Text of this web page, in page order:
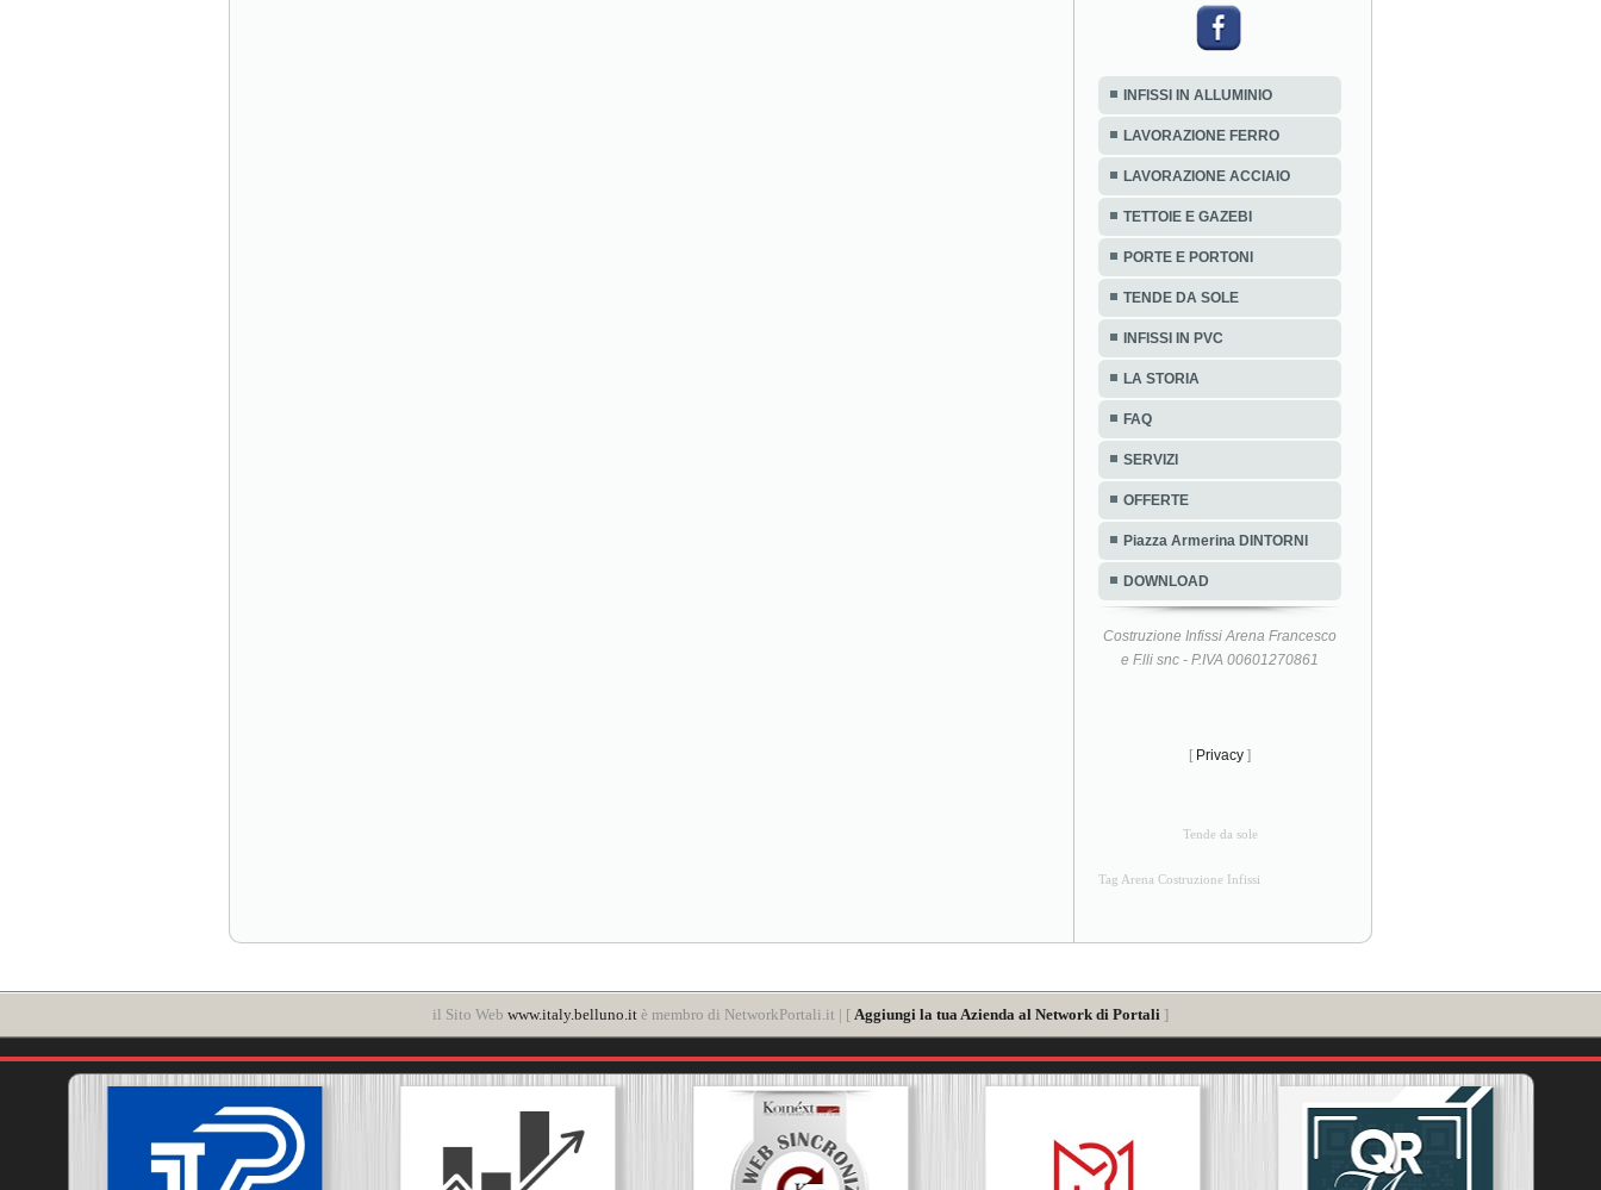
INFISSI IN ALLUMINIO
LAVORAZIONE FERRO
LAVORAZIONE ACCIAIO
TETTOIE E GAZEBI
PORTE E PORTONI
TENDE DA SOLE
INFISSI IN PVC
LA STORIA
FAQ
SERVIZI
OFFERTE
Piazza Armerina DINTORNI
DOWNLOAD
Costruzione Infissi Arena Francesco
e F.lli snc - P.IVA 00601270861
[ Privacy ]
Tende da sole
Tag Arena Costruzione Infissi
il Sito Web www.italy.belluno.it è membro di NetworkPortali.it | [ Aggiungi la tua Azienda al Network di Portali ]